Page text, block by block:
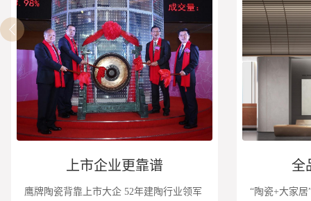
上市企业更靠谱
鹰牌陶瓷背靠上市大企 52年建陶行业领军
全
“陶瓷+大家